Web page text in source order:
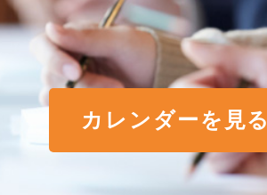
カレンダーを見る